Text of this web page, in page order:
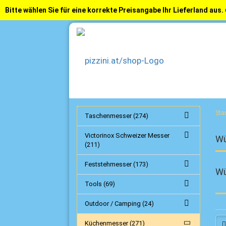
Bitte wählen Sie für eine korrekte Preisangabe Ihr Lieferland aus.
Taschenmesser (274)
Victorinox Schweizer Messer
(211)
Feststehmesser (173)
Tools (69)
Outdoor / Camping (24)
Küchenmesser (271)